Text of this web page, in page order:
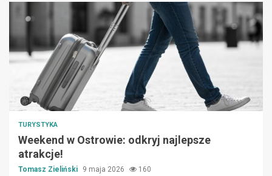
TURYSTYKA
Weekend w Ostrowie: odkryj najlepsze
atrakcje!
Tomasz Zieliński 9 maja 2026 160